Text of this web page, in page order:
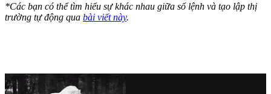
*Các bạn có thể tìm hiểu sự khác nhau giữa sổ lệnh và tạo lập thị
trường tự động qua bài viết này.